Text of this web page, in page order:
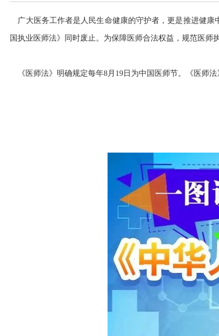
广大医务工作者是人民生命健康的守护者，更是推进健康
国执业医师法》同时废止。为保障医师合法权益，规范医
《医师法》明确规定每年8月19日为中国医师节。《医师